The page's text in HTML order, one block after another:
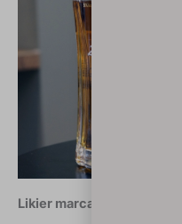
Likier marca 2018: Suau